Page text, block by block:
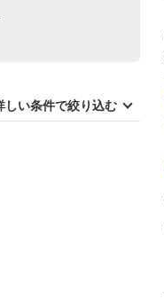
しい条件で絞り込む